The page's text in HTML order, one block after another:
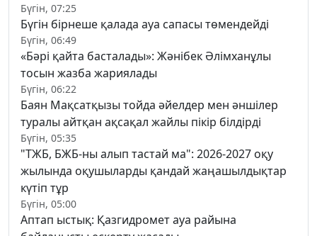
Бүгін, 07:25
Бүгін бірнеше қалада ауа сапасы төмендейді
Бүгін, 06:49
«Бәрі қайта басталады»: Жәнібек Әлімханұлы
тосын жазба жариялады
Бүгін, 06:22
Баян Мақсатқызы тойда әйелдер мен әншілер
туралы айтқан ақсақал жайлы пікір білдірді
Бүгін, 05:35
"ТЖБ, БЖБ-ны алып тастай ма": 2026-2027 оқу
жылында оқушыларды қандай жаңашылдықтар
күтіп тұр
Бүгін, 05:00
Аптап ыстық: Қазгидромет ауа райына